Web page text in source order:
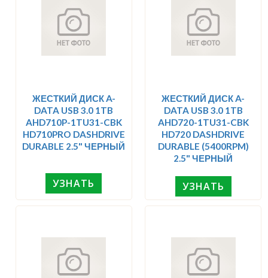
ЖЕСТКИЙ ДИСК A-
DATA USB 3.0 1TB
AHD710P-1TU31-CBK
HD710PRO DASHDRIVE
DURABLE 2.5" ЧЕРНЫЙ
УЗНАТЬ
ЖЕСТКИЙ ДИСК A-
DATA USB 3.0 1TB
AHD720-1TU31-CBK
HD720 DASHDRIVE
DURABLE (5400RPM)
2.5" ЧЕРНЫЙ
УЗНАТЬ